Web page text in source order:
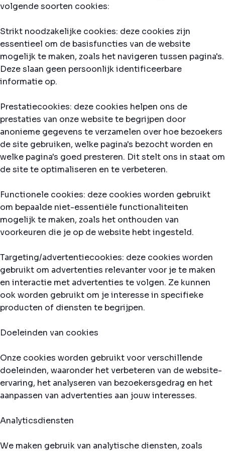
volgende soorten cookies:
Strikt noodzakelijke cookies: deze cookies zijn
essentieel om de basisfuncties van de website
mogelijk te maken, zoals het navigeren tussen pagina's.
Deze slaan geen persoonlijk identificeerbare
informatie op.
Prestatiecookies: deze cookies helpen ons de
prestaties van onze website te begrijpen door
anonieme gegevens te verzamelen over hoe bezoekers
de site gebruiken, welke pagina's bezocht worden en
welke pagina's goed presteren. Dit stelt ons in staat om
de site te optimaliseren en te verbeteren.
Functionele cookies: deze cookies worden gebruikt
om bepaalde niet-essentiële functionaliteiten
mogelijk te maken, zoals het onthouden van
voorkeuren die je op de website hebt ingesteld.
Targeting/advertentiecookies: deze cookies worden
gebruikt om advertenties relevanter voor je te maken
en interactie met advertenties te volgen. Ze kunnen
ook worden gebruikt om je interesse in specifieke
producten of diensten te begrijpen.
Doeleinden van cookies
Onze cookies worden gebruikt voor verschillende
doeleinden, waaronder het verbeteren van de website-
ervaring, het analyseren van bezoekersgedrag en het
aanpassen van advertenties aan jouw interesses.
Analyticsdiensten
We maken gebruik van analytische diensten, zoals